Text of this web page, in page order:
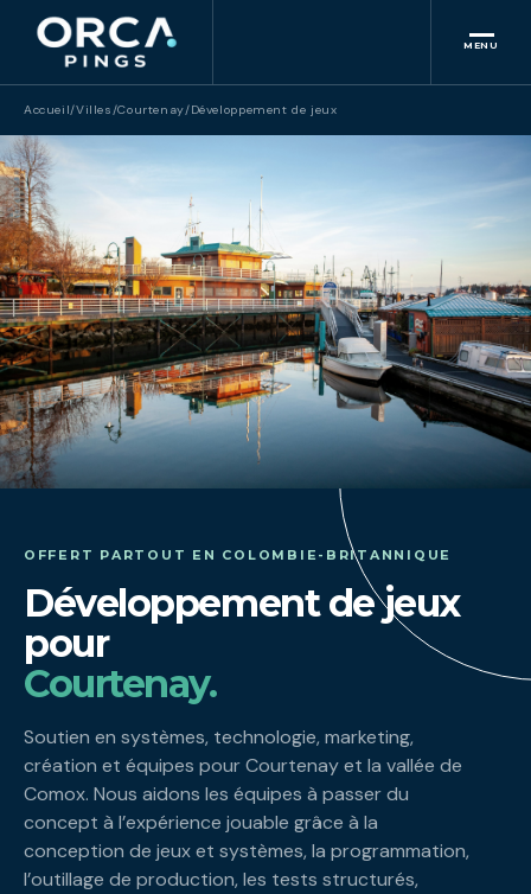
MENU
Accueil/Villes/Courtenay/Développement de jeux
OFFERT PARTOUT EN COLOMBIE-BRITANNIQUE
Développement de jeux
pour
Courtenay.
Soutien en systèmes, technologie, marketing,
création et équipes pour Courtenay et la vallée de
Comox. Nous aidons les équipes à passer du
concept à l’expérience jouable grâce à la
conception de jeux et systèmes, la programmation,
l’outillage de production, les tests structurés,